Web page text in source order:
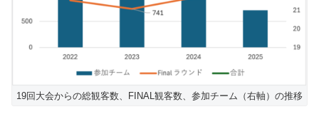
19回大会からの総観客数、FINAL観客数、参加チーム（右軸）の推移